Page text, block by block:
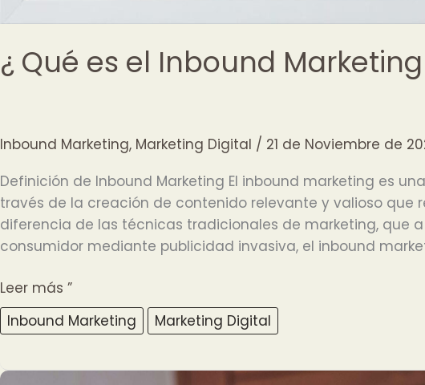
¿ Qué es el Inbound
Inbound Marketing, Marketing Digital / 21 de Noviembre de
Definición de Inbound Marketing El inbound marketing es
través de la creación de contenido relevante y valioso que
diferencia de las técnicas tradicionales de marketing, que
consumidor mediante publicidad invasiva, el inbound
¿
Qué
es
Inbound
Leer más ”
Inbound Marketing
Marketing Digital